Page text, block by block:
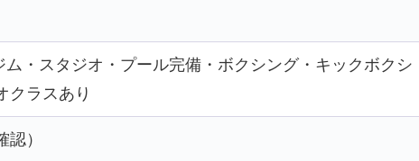
・スタジオ・プール完備・ボクシング・キックボクシ
クラスあり
）